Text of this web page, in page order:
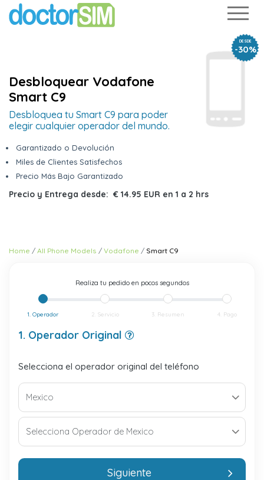
DESDE
-30%
Desbloquear Vodafone
Smart C9
Desbloquea tu Smart C9 para poder
elegir cualquier operador del mundo.
Garantizado o Devolución
Miles de Clientes Satisfechos
Precio Más Bajo Garantizado
Precio y Entrega desde: € 14.95 EUR en 1 a 2 hrs
Home All Phone Models Vodafone Smart C9
Realiza tu pedido en pocos segundos
1. Operador 2. Servicio 3. Resumen 4. Pago
1. Operador Original
Selecciona el operador original del teléfono
Siguiente